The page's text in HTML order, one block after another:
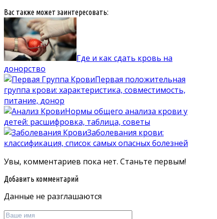
Вас также может заинтересовать:
Где и как сдать кровь на
донорство
Первая положительная
группа крови: характеристика, совместимость,
питание, донор
Нормы общего анализа крови у
детей: расшифровка, таблица, советы
Заболевания крови:
классификация, список самых опасных болезней
Увы, комментариев пока нет. Станьте первым!
Добавить комментарий
Данные не разглашаются